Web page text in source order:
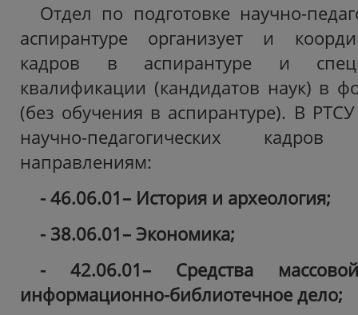
Отдел по подготовке научно-
аспирантуре организует и
кадров в аспирантуре и
квалификации (кандидатов наук) в
(без обучения в аспирантуре). В РТСУ
научно-педагогических
направлениям:
- 46.06.01– История и археология;
- 38.06.01– Экономика;
- 42.06.01– Средства
информационно-библиотечное дело;